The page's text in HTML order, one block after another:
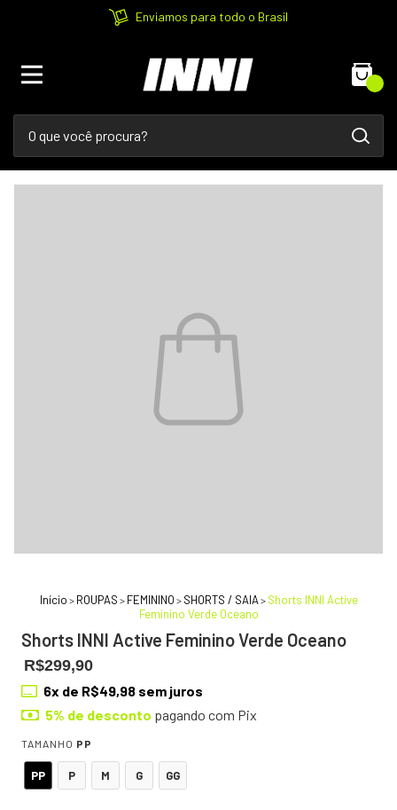
Enviamos para todo o Brasil
Início > ROUPAS > FEMININO > SHORTS / SAIA > Shorts INNI Active
Feminino Verde Oceano
Shorts INNI Active Feminino Verde Oceano
R$299,90
6x de R$49,98 sem juros
5% de desconto pagando com Pix
TAMANHO PP
PP P M G GG